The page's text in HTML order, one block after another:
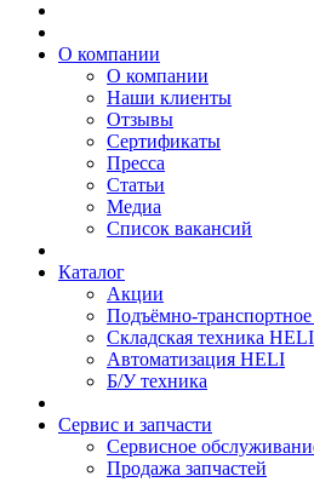
О компании
О компании
Наши клиенты
Отзывы
Сертификаты
Пресса
Статьи
Медиа
Список вакансий
Каталог
Акции
Подъёмно-
Складская техника HELI
Автоматизация HELI
Б/У техника
Сервис и запчасти
Сервисное
Продажа запчастей